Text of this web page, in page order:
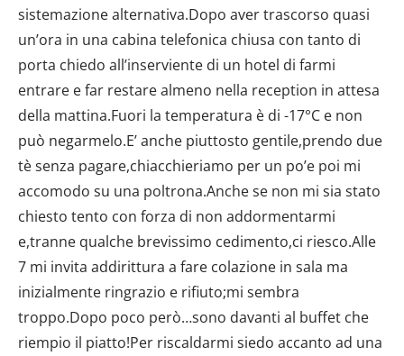
sistemazione alternativa.Dopo aver trascorso quasi
un’ora in una cabina telefonica chiusa con tanto di
porta chiedo all’inserviente di un hotel di farmi
entrare e far restare almeno nella reception in attesa
della mattina.Fuori la temperatura è di -17°C e non
può negarmelo.E’ anche piuttosto gentile,prendo due
tè senza pagare,chiacchieriamo per un po’e poi mi
accomodo su una poltrona.Anche se non mi sia stato
chiesto tento con forza di non addormentarmi
e,tranne qualche brevissimo cedimento,ci riesco.Alle
7 mi invita addirittura a fare colazione in sala ma
inizialmente ringrazio e rifiuto;mi sembra
troppo.Dopo poco però…sono davanti al buffet che
riempio il piatto!Per riscaldarmi siedo accanto ad una